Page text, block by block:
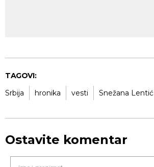
TAGOVI:
Srbija
hronika vesti Snežana Lentić
Ostavite komentar